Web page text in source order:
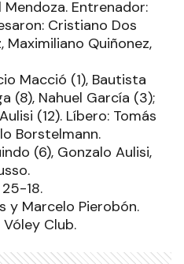
Mendoza. Entrenador:
Cristiano Dos
Maximiliano Quiñonez,
Macció (1), Bautista
(8), Nahuel García (3);
(12). Líbero: Tomás
Borstelmann.
(6), Gonzalo Aulisi,
18.
y Marcelo Pierobón.
Vóley Club.